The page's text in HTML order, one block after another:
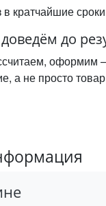
кратчайшие
до
оформим
а не просто